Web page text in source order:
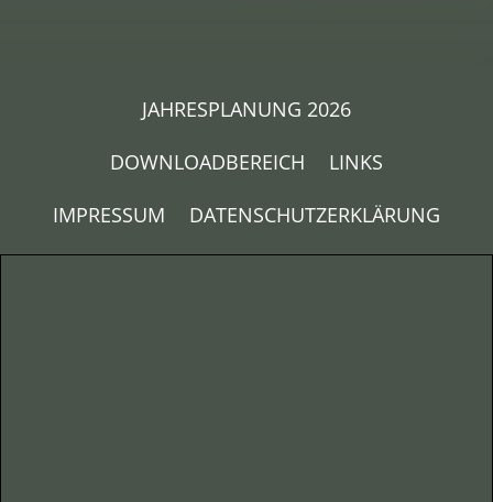
JAHRESPLANUNG 2026
DOWNLOADBEREICH
LINKS
IMPRESSUM
DATENSCHUTZERKLÄRUNG